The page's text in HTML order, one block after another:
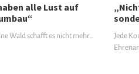
alle Lust auf
Wald schafft es nicht mehr…
Jede